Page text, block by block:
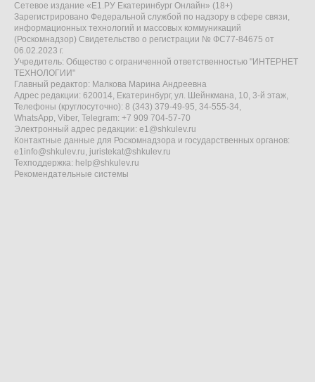
Сетевое издание «Е1.РУ Екатеринбург Онлайн» (18+)
Зарегистрировано Федеральной службой по надзору в сфере связи,
информационных технологий и массовых коммуникаций
(Роскомнадзор) Свидетельство о регистрации № ФС77-84675 от
06.02.2023 г.
Учредитель: Общество с ограниченной ответственностью "ИНТЕРНЕТ
ТЕХНОЛОГИИ"
Главный редактор: Малкова Марина Андреевна
Адрес редакции: 620014, Екатеринбург, ул. Шейнкмана, 10, 3-й этаж,
Телефоны (круглосуточно): 8 (343) 379-49-95, 34-555-34,
WhatsApp, Viber, Telegram: +7 909 704-57-70
Электронный адрес редакции: e1@shkulev.ru
Контактные данные для Роскомнадзора и государственных органов:
e1info@shkulev.ru, juristekat@shkulev.ru
Техподдержка: help@shkulev.ru
Рекомендательные системы